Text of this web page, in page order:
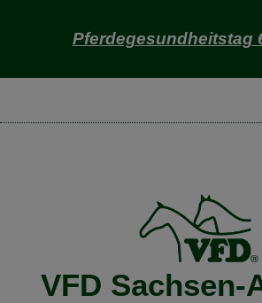
Pferdegesundheitstag
VFD Sachsen-